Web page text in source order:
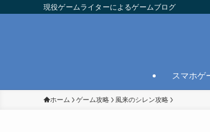
現役ゲームライターによるゲームブログ
スマホゲ
ホーム ゲーム攻略 風来のシレン攻略